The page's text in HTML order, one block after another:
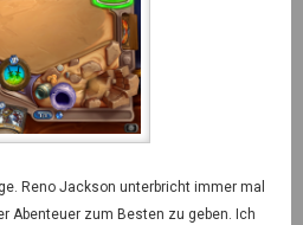
Reno Jackson unterbricht immer mal
Abenteuer zum Besten zu geben. Ich